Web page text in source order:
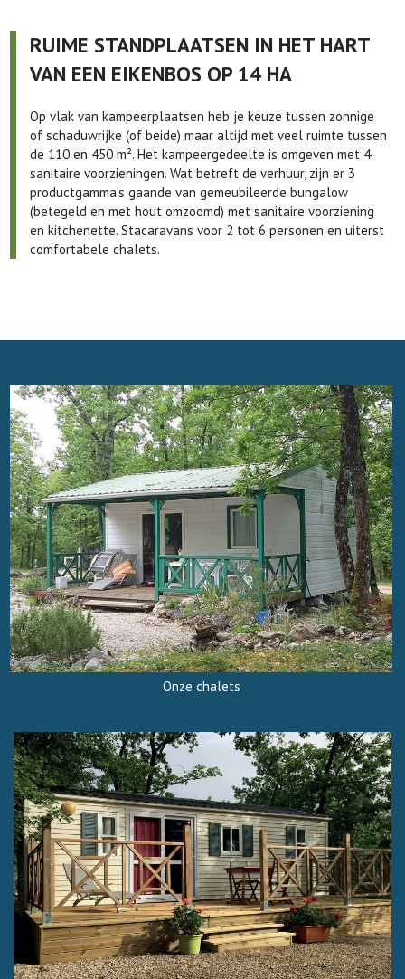
RUIME STANDPLAATSEN IN HET HART
VAN EEN EIKENBOS OP 14 HA
Op vlak van kampeerplaatsen heb je keuze tussen zonnige
of schaduwrijke (of beide) maar altijd met veel ruimte tussen
de 110 en 450 m². Het kampeergedeelte is omgeven met 4
sanitaire voorzieningen. Wat betreft de verhuur, zijn er 3
productgamma’s gaande van gemeubileerde bungalow
(betegeld en met hout omzoomd) met sanitaire voorziening
en kitchenette. Stacaravans voor 2 tot 6 personen en uiterst
comfortabele chalets.
Onze chalets